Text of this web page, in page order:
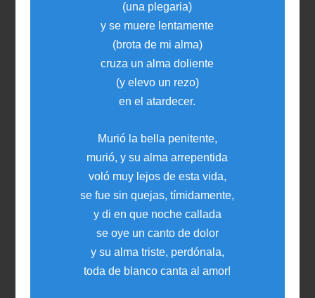
(una plegaria)
y se muere lentamente
(brota de mi alma)
cruza un alma doliente
(y elevo un rezo)
en el atardecer.
Murió la bella penitente,
murió, y su alma arrepentida
voló muy lejos de esta vida,
se fue sin quejas, tímidamente,
y di en que noche callada
se oye un canto de dolor
y su alma triste, perdónala,
toda de blanco canta al amor!